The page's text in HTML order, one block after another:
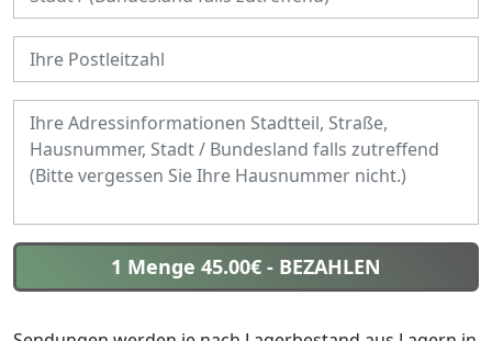
1 Menge 45.00€ - BEZAHLEN